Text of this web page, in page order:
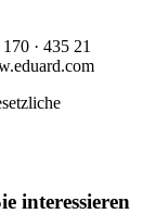
· 435 21
interessieren